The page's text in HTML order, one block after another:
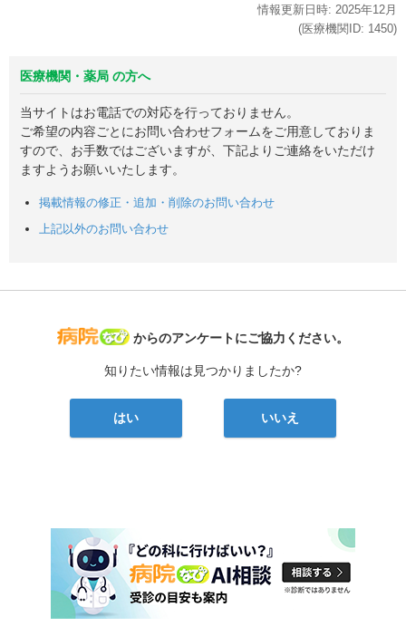
情報更新日時: 2025年12月
(医療機関ID: 1450)
医療機関・薬局 の方へ
当サイトはお電話での対応を行っておりません。
ご希望の内容ごとにお問い合わせフォームをご用意しておりま
すので、お手数ではございますが、下記よりご連絡をいただけ
ますようお願いいたします。
掲載情報の修正・追加・削除のお問い合わせ
上記以外のお問い合わせ
病院なび
からのアンケートにご協力ください。
知りたい情報は見つかりましたか?
はい いいえ